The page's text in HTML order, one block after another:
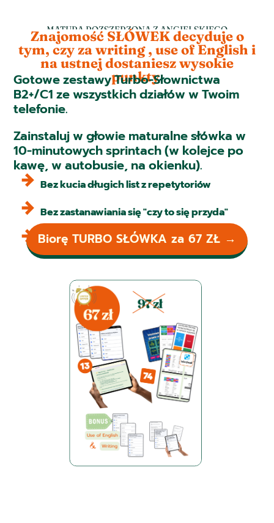
MATURA ROZSZERZONA Z ANGIELSKIEGO
Znajomość SŁÓWEK decyduje o
tym, czy za writing , use of English i
na ustnej dostaniesz wysokie
punkty
Gotowe zestawy Turbo-Słownictwa
B2+/C1 ze wszystkich działów w Twoim
telefonie.
Zainstaluj w głowie maturalne słówka w
10-minutowych sprintach (w kolejce po
kawę, w autobusie, na okienku).
Bez kucia długich list z repetytoriów
Bez zastanawiania się "czy to się przyda"
Bez przepisywania słówek na kartki
Biorę TURBO SŁÓWKA za 67 ZŁ →